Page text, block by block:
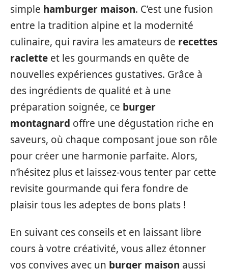
simple hamburger maison. C’est une fusion
entre la tradition alpine et la modernité
culinaire, qui ravira les amateurs de recettes
raclette et les gourmands en quête de
nouvelles expériences gustatives. Grâce à
des ingrédients de qualité et à une
préparation soignée, ce burger
montagnard offre une dégustation riche en
saveurs, où chaque composant joue son rôle
pour créer une harmonie parfaite. Alors,
n’hésitez plus et laissez-vous tenter par cette
revisite gourmande qui fera fondre de
plaisir tous les adeptes de bons plats !
En suivant ces conseils et en laissant libre
cours à votre créativité, vous allez étonner
vos convives avec un burger maison aussi